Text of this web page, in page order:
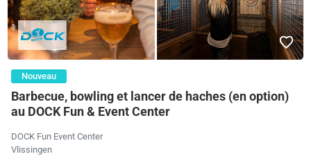
Nouveau
Barbecue, bowling et lancer de haches (en option)
au DOCK Fun & Event Center
DOCK Fun Event Center
Vlissingen